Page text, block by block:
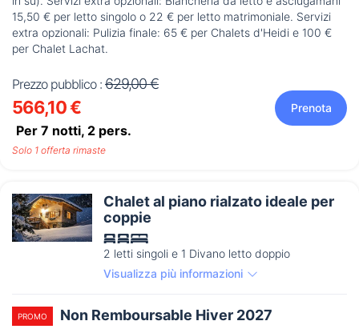
15,50 € per letto singolo o 22 € per letto matrimoniale. Servizi
extra opzionali: Pulizia finale: 65 € per Chalets d'Heidi e 100 €
per Chalet Lachat.
Prezzo pubblico : 629,00 €
566,10 €
Per 7 notti, 2 pers.
Prenota
Solo 1 offerta rimaste
Chalet al piano rialzato ideale per
coppie
2 letti singoli e 1 Divano letto doppio
Visualizza più informazioni
PROMO Non Remboursable Hiver 2027